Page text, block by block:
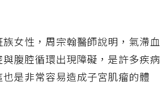
女性，周宗翰醫師說明，氣滯血
腹腔循環出現障礙，是許多疾病
是非常容易造成子宮肌瘤的體